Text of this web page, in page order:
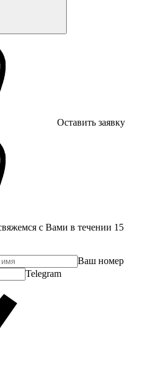
Оставить заявку
с Вами в течении 15
Ваш номер
Telegram